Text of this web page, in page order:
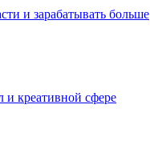
и зарабатывать больше
и креативной сфере